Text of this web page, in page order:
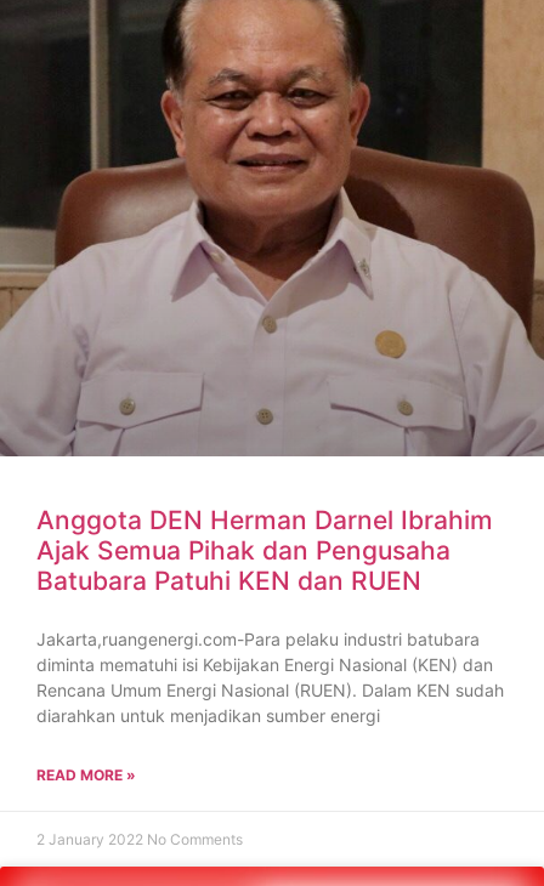
Anggota DEN Herman Darnel Ibrahim
Ajak Semua Pihak dan Pengusaha
Batubara Patuhi KEN dan RUEN
Jakarta,ruangenergi.com-Para pelaku industri batubara
diminta mematuhi isi Kebijakan Energi Nasional (KEN) dan
Rencana Umum Energi Nasional (RUEN). Dalam KEN sudah
diarahkan untuk menjadikan sumber energi
READ MORE »
2 January 2022 No Comments